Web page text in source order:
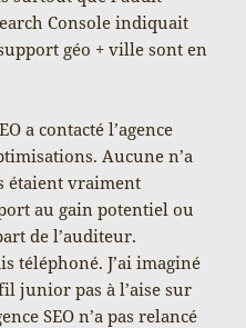
Console indiquait
géo + ville sont en
a contacté l’agence
Aucune n’a
étaient vraiment
au gain potentiel ou
de l’auditeur.
téléphoné. J’ai imaginé
junior pas à l’aise sur
SEO n’a pas relancé